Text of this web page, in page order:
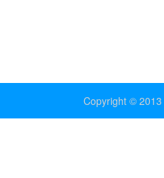
Copyright © 2013